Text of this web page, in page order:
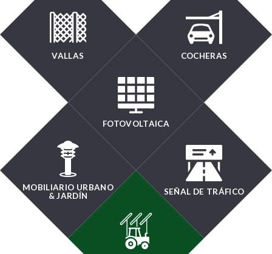
VALLAS
FOTOVOLTAICA
COCHERAS
MOBILIARIO URBANO
& JARDÍN
SEÑAL DE TRÁFICO